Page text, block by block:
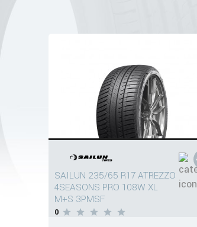
SAILUN 235/65 R17 ATREZZO
4SEASONS PRO 108W XL
M+S 3PMSF
0